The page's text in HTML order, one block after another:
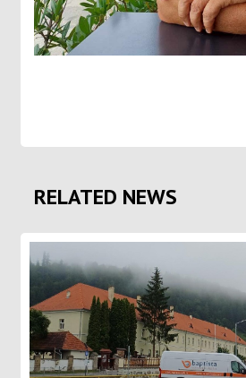
RELATED NEWS